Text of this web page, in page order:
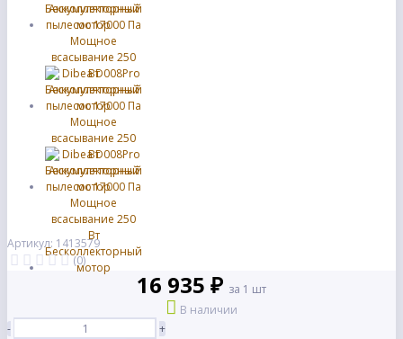
Артикул: 1413579
(0)
16 935 ₽ за 1 шт
В наличии
-
+